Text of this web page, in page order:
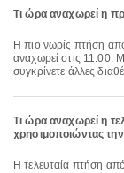
Τι ώρα αναχωρεί η
Η πιο νωρίς πτήση από Phuket προς Hong Kong με την HKExpress
αναχωρεί στις 11:00.
συγκρίνετε άλλες
Τι ώρα αναχωρεί η
χρησιμοποιώντας
Η τελευταία πτήση από Phuket προς Hong Kong με την Greater Bay Airlines